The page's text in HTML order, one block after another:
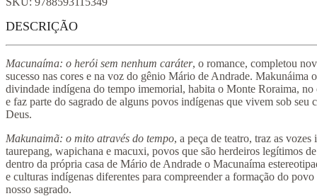
DESCRIÇÃO
Macunaíma: o herói sem nenhum caráter, o romance, completou
sucesso nas cores e na voz do gênio Mário de Andrade. Makunáima
divindade indígena do tempo imemorial, habita o Monte Roraima,
e faz parte do sagrado de alguns povos indígenas que vivem sob seu
Deus.
Makunaimã: o mito através do tempo, a peça de teatro, traz as vozes
taurepang, wapichana e macuxi, povos que são herdeiros legítimos
dentro da própria casa de Mário de Andrade o Macunaíma
e culturas indígenas diferentes para compreender a formação do
nosso sagrado.